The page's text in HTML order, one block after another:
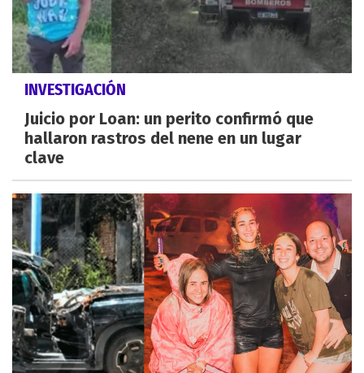
INVESTIGACIÓN
Juicio por Loan: un perito confirmó que
hallaron rastros del nene en un lugar
clave